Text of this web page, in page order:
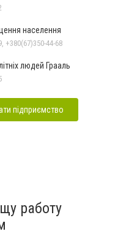
населення
+380(67)350-44-68
людей Грааль
підприємство
работу